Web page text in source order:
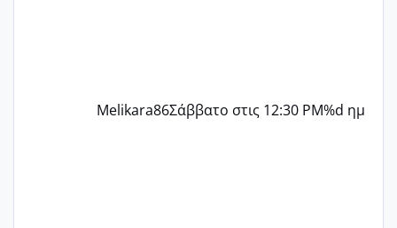
Melikara86Σάββατο στις 12:30 PM%d ημ